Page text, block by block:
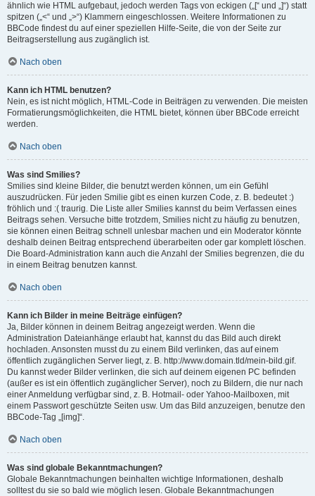
ähnlich wie HTML aufgebaut, jedoch werden Tags von eckigen („[“ und „]“) statt
spitzen („<“ und „>“) Klammern eingeschlossen. Weitere Informationen zu
BBCode findest du auf einer speziellen Hilfe-Seite, die von der Seite zur
Beitragserstellung aus zugänglich ist.
Nach oben
Kann ich HTML benutzen?
Nein, es ist nicht möglich, HTML-Code in Beiträgen zu verwenden. Die meisten
Formatierungsmöglichkeiten, die HTML bietet, können über BBCode erreicht
werden.
Nach oben
Was sind Smilies?
Smilies sind kleine Bilder, die benutzt werden können, um ein Gefühl
auszudrücken. Für jeden Smilie gibt es einen kurzen Code, z. B. bedeutet :)
fröhlich und :( traurig. Die Liste aller Smilies kannst du beim Verfassen eines
Beitrags sehen. Versuche bitte trotzdem, Smilies nicht zu häufig zu benutzen,
sie können einen Beitrag schnell unlesbar machen und ein Moderator könnte
deshalb deinen Beitrag entsprechend überarbeiten oder gar komplett löschen.
Die Board-Administration kann auch die Anzahl der Smilies begrenzen, die du
in einem Beitrag benutzen kannst.
Nach oben
Kann ich Bilder in meine Beiträge einfügen?
Ja, Bilder können in deinem Beitrag angezeigt werden. Wenn die
Administration Dateianhänge erlaubt hat, kannst du das Bild auch direkt
hochladen. Ansonsten musst du zu einem Bild verlinken, das auf einem
öffentlich zugänglichen Server liegt, z. B. http://www.domain.tld/mein-bild.gif.
Du kannst weder Bilder verlinken, die sich auf deinem eigenen PC befinden
(außer es ist ein öffentlich zugänglicher Server), noch zu Bildern, die nur nach
einer Anmeldung verfügbar sind, z. B. Hotmail- oder Yahoo-Mailboxen, mit
einem Passwort geschützte Seiten usw. Um das Bild anzuzeigen, benutze den
BBCode-Tag „[img]“.
Nach oben
Was sind globale Bekanntmachungen?
Globale Bekanntmachungen beinhalten wichtige Informationen, deshalb
solltest du sie so bald wie möglich lesen. Globale Bekanntmachungen